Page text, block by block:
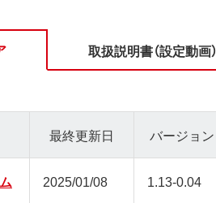
取扱説明書（設定動画）
最終更新日 バージョン
2025/01/08 1.13-0.04